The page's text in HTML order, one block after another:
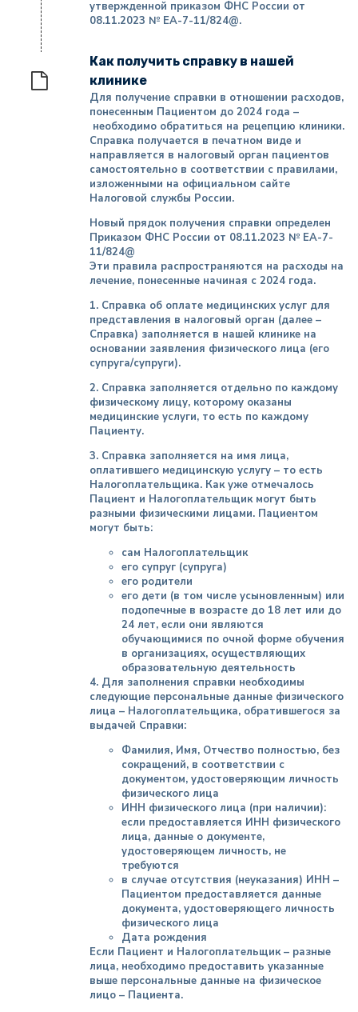
утвержденной приказом ФНС России от
08.11.2023 № ЕА-7-11/824@.
Как получить справку в нашей
клинике
Для получение справки в отношении расходов,
понесенным Пациентом до 2024 года –
необходимо обратиться на рецепцию клиники.
Справка получается в печатном виде и
направляется в налоговый орган пациентов
самостоятельно в соответствии с правилами,
изложенными на официальном сайте
Налоговой службы России.
Новый прядок получения справки определен
Приказом ФНС России от 08.11.2023 № ЕА-7-
11/824@
Эти правила распространяются на расходы на
лечение, понесенные начиная с 2024 года.
1. Справка об оплате медицинских услуг для
представления в налоговый орган (далее –
Справка) заполняется в нашей клинике на
основании заявления физического лица (его
супруга/супруги).
2. Справка заполняется отдельно по каждому
физическому лицу, которому оказаны
медицинские услуги, то есть по каждому
Пациенту.
3. Справка заполняется на имя лица,
оплатившего медицинскую услугу – то есть
Налогоплательщика. Как уже отмечалось
Пациент и Налогоплательщик могут быть
разными физическими лицами. Пациентом
могут быть:
сам Налогоплательщик
его супруг (супруга)
его родители
его дети (в том числе усыновленным) или
подопечные в возрасте до 18 лет или до
24 лет, если они являются
обучающимися по очной форме обучения
в организациях, осуществляющих
образовательную деятельность
4. Для заполнения справки необходимы
следующие персональные данные физического
лица – Налогоплательщика, обратившегося за
выдачей Справки:
Фамилия, Имя, Отчество полностью, без
сокращений, в соответствии с
документом, удостоверяющим личность
физического лица
ИНН физического лица (при наличии):
если предоставляется ИНН физического
лица, данные о документе,
удостоверяющем личность, не
требуются
в случае отсутствия (неуказания) ИНН –
Пациентом предоставляется данные
документа, удостоверяющего личность
физического лица
Дата рождения
Если Пациент и Налогоплательщик – разные
лица, необходимо предоставить указанные
выше персональные данные на физическое
лицо – Пациента.